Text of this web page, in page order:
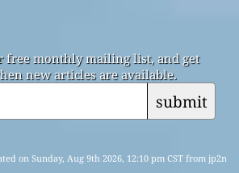
free monthly mailing list, and get
new articles are available.
submit
on Sunday, Aug 9th 2026, 12:10 pm CST from jp2n